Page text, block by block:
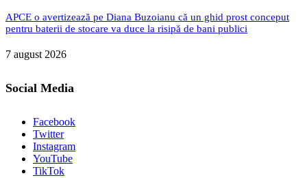
APCE o avertizează pe Diana Buzoianu că un ghid prost conceput
pentru baterii de stocare va duce la risipă de bani publici
7 august 2026
Social Media
Facebook
Twitter
Instagram
YouTube
TikTok